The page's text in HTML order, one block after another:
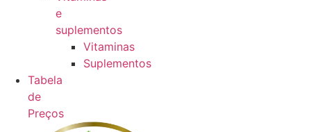
e
suplementos
Vitaminas
Suplementos
Tabela
de
Preços